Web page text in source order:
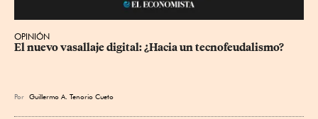
OPINIÓN
El nuevo vasallaje digital: ¿Hacia un tecnofeudalismo?
Por Guillermo A. Tenorio Cueto